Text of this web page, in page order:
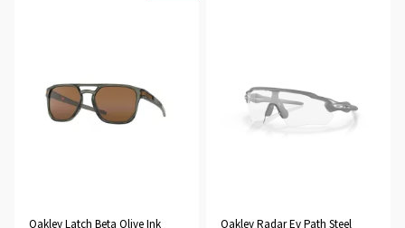
Oakley Latch Beta Olive Ink
Oakley Radar Ev Path Steel